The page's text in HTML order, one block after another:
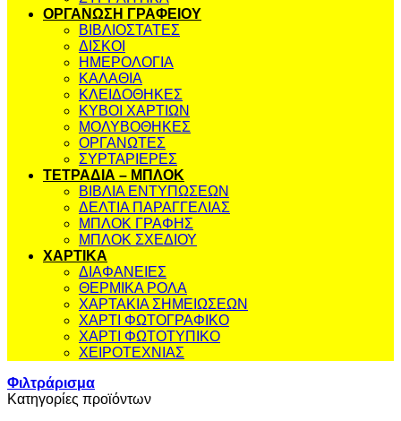
ΟΡΓΑΝΩΣΗ ΓΡΑΦΕΙΟΥ
ΒΙΒΛΙΟΣΤΑΤΕΣ
ΔΙΣΚΟΙ
ΗΜΕΡΟΛΟΓΙΑ
ΚΑΛΑΘΙΑ
ΚΛΕΙΔΟΘΗΚΕΣ
ΚΥΒΟΙ ΧΑΡΤΙΩΝ
ΜΟΛΥΒΟΘΗΚΕΣ
ΟΡΓΑΝΩΤΕΣ
ΣΥΡΤΑΡΙΕΡΕΣ
ΤΕΤΡΑΔΙΑ – ΜΠΛΟΚ
ΒΙΒΛΙΑ ΕΝΤΥΠΩΣΕΩΝ
ΔΕΛΤΙΑ ΠΑΡΑΓΓΕΛΙΑΣ
ΜΠΛΟΚ ΓΡΑΦΗΣ
ΜΠΛΟΚ ΣΧΕΔΙΟΥ
ΧΑΡΤΙΚΑ
ΔΙΑΦΑΝΕΙΕΣ
ΘΕΡΜΙΚΑ ΡΟΛΑ
ΧΑΡΤΑΚΙΑ ΣΗΜΕΙΩΣΕΩΝ
ΧΑΡΤΙ ΦΩΤΟΓΡΑΦΙΚΟ
ΧΑΡΤΙ ΦΩΤΟΤΥΠΙΚΟ
ΧΕΙΡΟΤΕΧΝΙΑΣ
Φιλτράρισμα
Κατηγορίες προϊόντων